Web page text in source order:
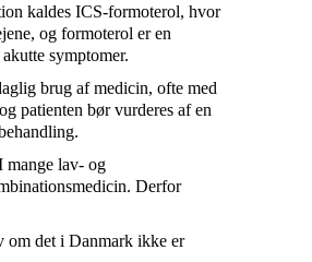
kaldes ICS-formoterol, hvor
og formoterol er en
symptomer.
brug af medicin, ofte med
patienten bør vurderes af en
mange lav- og
Derfor
om det i Danmark ikke er